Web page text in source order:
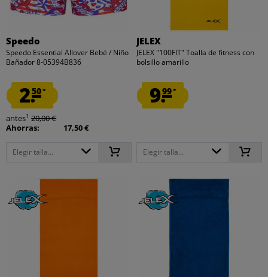
Speedo
Speedo Essential Allover Bebé / Niño
Bañador 8-05394B836
2.50*
antes1 20,00 €
Ahorras:
17,50 €
Elegir talla...
JELEX
JELEX "100FIT" Toalla de fitness con
bolsillo amarillo
9.99*
Elegir talla...